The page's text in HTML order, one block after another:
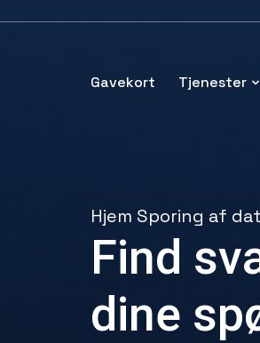
Gavekort Tjenester
Hjem Sporing af
Find
dine